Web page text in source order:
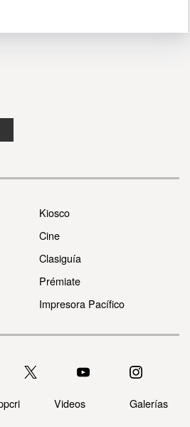
Kiosco
Cine
Clasiguía
Prémiate
Impresora Pacífico
Videos Galerías